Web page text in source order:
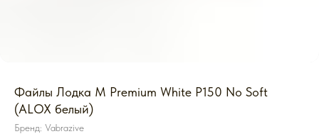
Файлы Лодка M Premium White P150 No Soft
(ALOX белый)
Бренд: Vabrazive